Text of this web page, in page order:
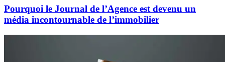
Pourquoi le Journal de l’Agence est devenu un
média incontournable de l’immobilier